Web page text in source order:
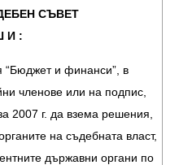
СЪВЕТ
И :
и финанси”, в
членове или на подпис,
2007 г. да взема решения,
на съдебната власт,
държавни органи по